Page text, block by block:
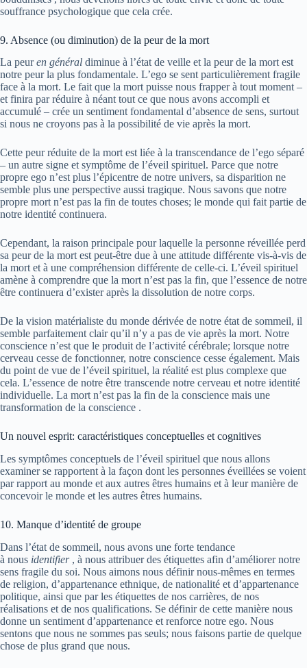
souffrance psychologique que cela crée.
9. Absence (ou diminution) de la peur de la mort
La peuren général diminue à l’état de veille et la peur de la mort est
notre peur la plus fondamentale. L’ego se sent particulièrement fragile
face à la mort. Le fait que la mort puisse nous frapper à tout moment –
et finira par réduire à néant tout ce que nous avons accompli et
accumulé – crée un sentiment fondamental d’absence de sens, surtout
si nous ne croyons pas à la possibilité de vie après la mort.
Cette peur réduite de la mort est liée à la transcendance de l’ego séparé
– un autre signe et symptôme de l’éveil spirituel. Parce que notre
propre ego n’est plus l’épicentre de notre univers, sa disparition ne
semble plus une perspective aussi tragique. Nous savons que notre
propre mort n’est pas la fin de toutes choses; le monde qui fait partie de
notre identité continuera.
Cependant, la raison principale pour laquelle la personne réveillée perd
sa peur de la mort est peut-être due à une attitude différente vis-à-vis de
la mort et à une compréhension différente de celle-ci. L’éveil spirituel
amène à comprendre que la mort n’est pas la fin, que l’essence de notre
être continuera d’exister après la dissolution de notre corps.
De la vision matérialiste du monde dérivée de notre état de sommeil, il
semble parfaitement clair qu’il n’y a pas de vie après la mort. Notre
conscience n’est que le produit de l’activité cérébrale; lorsque notre
cerveau cesse de fonctionner, notre conscience cesse également. Mais
du point de vue de l’éveil spirituel, la réalité est plus complexe que
cela. L’essence de notre être transcende notre cerveau et notre identité
individuelle. La mort n’est pas la fin de la conscience mais une
transformation de la conscience .
Un nouvel esprit: caractéristiques conceptuelles et cognitives
Les symptômes conceptuels de l’éveil spirituel que nous allons
examiner se rapportent à la façon dont les personnes éveillées se voient
par rapport au monde et aux autres êtres humains et à leur manière de
concevoir le monde et les autres êtres humains.
10. Manque d’identité de groupe
Dans l’état de sommeil, nous avons une forte tendance
à nous identifier, à nous attribuer des étiquettes afin d’améliorer notre
sens fragile du soi. Nous aimons nous définir nous-mêmes en termes
de religion, d’appartenance ethnique, de nationalité et d’appartenance
politique, ainsi que par les étiquettes de nos carrières, de nos
réalisations et de nos qualifications. Se définir de cette manière nous
donne un sentiment d’appartenance et renforce notre ego. Nous
sentons que nous ne sommes pas seuls; nous faisons partie de quelque
chose de plus grand que nous.